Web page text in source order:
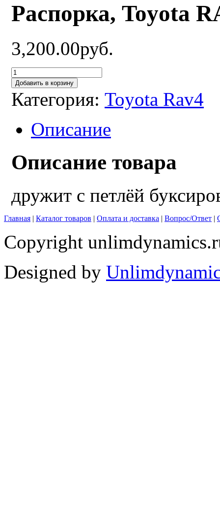
Распорка, Toyota
3,200.00руб.
Добавить в корзину
Категория: Toyota Rav4
Описание
Описание товара
дружит с петлёй
Главная | Каталог товаров | Оплата и доставка | Вопрос/Ответ |
Copyright
Designed by